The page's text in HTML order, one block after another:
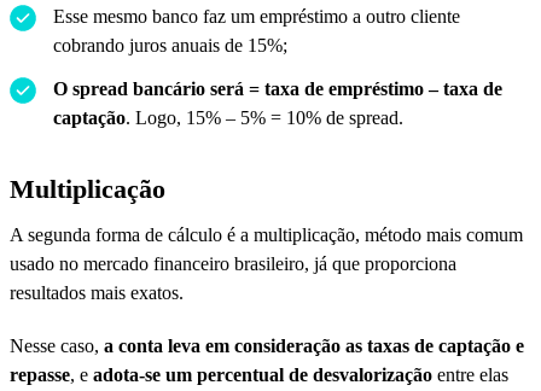
Esse mesmo banco faz um empréstimo a outro cliente
cobrando juros anuais de 15%;
O spread bancário será = taxa de empréstimo – taxa de
captação. Logo, 15% – 5% = 10% de spread.
Multiplicação
A segunda forma de cálculo é a multiplicação, método mais comum
usado no mercado financeiro brasileiro, já que proporciona
resultados mais exatos.
Nesse caso, a conta leva em consideração as taxas de captação e
repasse, e adota-se um percentual de desvalorização entre elas